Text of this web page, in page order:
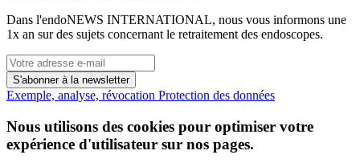
Dans l'endoNEWS INTERNATIONAL, nous vous informons une
1x an sur des sujets concernant le retraitement des endoscopes.
S'abonner à la newsletter
Exemple, analyse, révocation Protection des données
Nous utilisons des cookies pour optimiser votre
expérience d'utilisateur sur nos pages.